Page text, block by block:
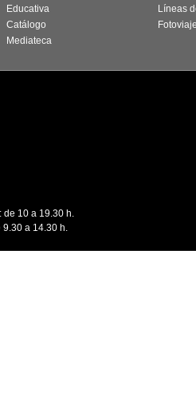
Educativa
Catálogo
Mediateca
Líneas
de 10 a 19.30 h.
9.30 a 14.30 h.